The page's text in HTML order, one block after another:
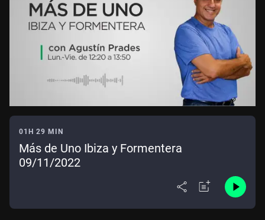
01H 29 MIN
Más de Uno Ibiza y Formentera
09/11/2022